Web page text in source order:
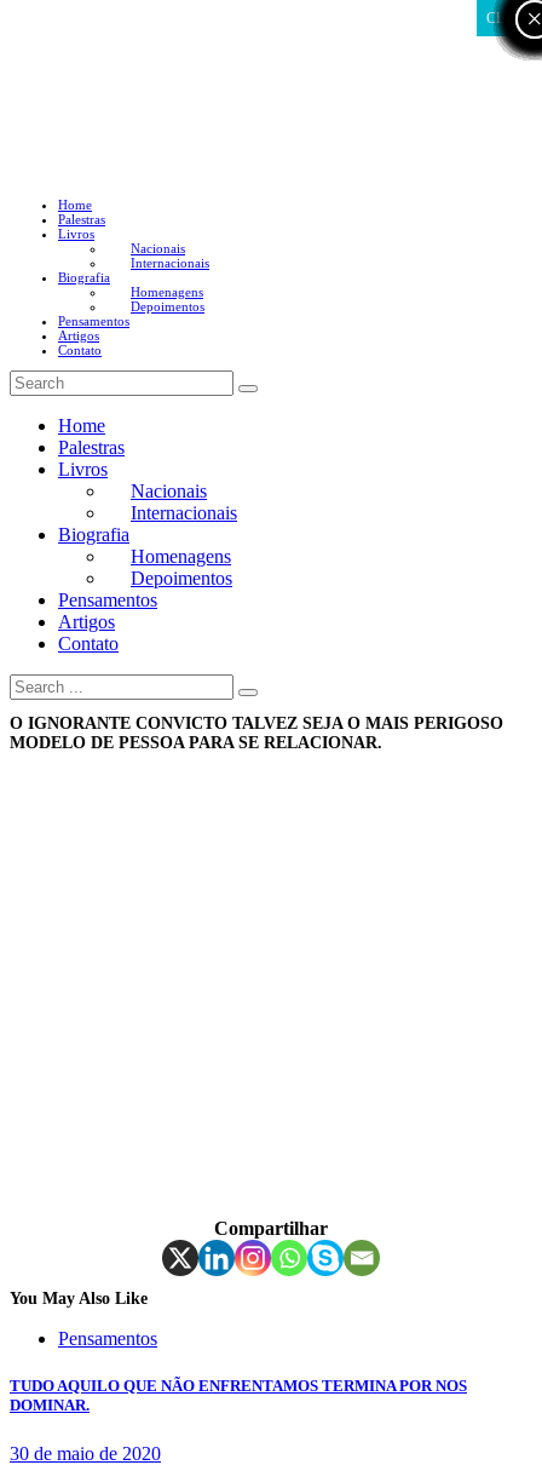
Home
Palestras
Livros
Nacionais
Internacionais
Biografia
Homenagens
Depoimentos
Pensamentos
Artigos
Contato
Home
Palestras
Livros
Nacionais
Internacionais
Biografia
Homenagens
Depoimentos
Pensamentos
Artigos
Contato
O IGNORANTE CONVICTO TALVEZ SEJA O MAIS PERIGOSO
MODELO DE PESSOA PARA SE RELACIONAR.
Compartilhar
You May Also Like
Pensamentos
TUDO AQUILO QUE NÃO ENFRENTAMOS TERMINA POR NOS
DOMINAR.
30 de maio de 2020
×
×
×
×
CLOSE×
×
×
×
×
×
×
×
×
×
×
×
×
×
×
×
×
×
×
×
×
×
×
×
×
×
×
×
×
×
×
×
×
×
×
×
×